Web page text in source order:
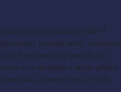
empresariales y de TI
industriales, servicios
les permite a ellos, así
con el éxito a largo plazo
para atenderlos en más